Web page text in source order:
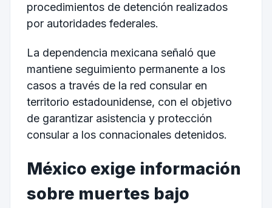
procedimientos de detención realizados
por autoridades federales.
La dependencia mexicana señaló que
mantiene seguimiento permanente a los
casos a través de la red consular en
territorio estadounidense, con el objetivo
de garantizar asistencia y protección
consular a los connacionales detenidos.
México exige información
sobre muertes bajo